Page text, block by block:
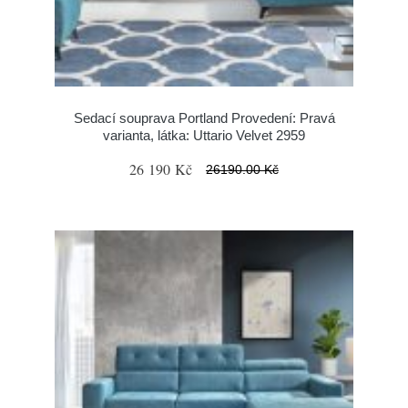
Sedací souprava Portland Provedení: Pravá
varianta, látka: Uttario Velvet 2959
26 190 Kč 26190.00 Kč